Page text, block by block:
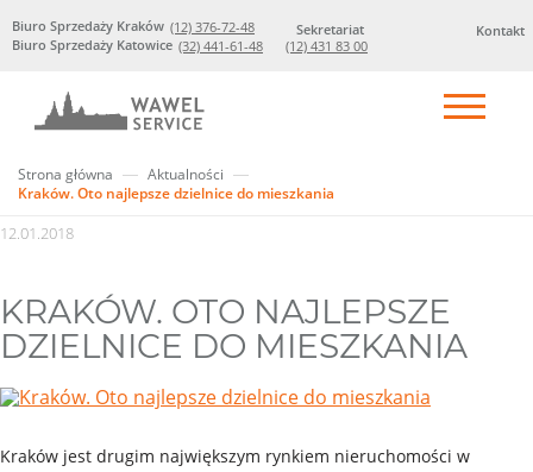
Kontakt
Biuro Sprzedaży Kraków (12) 376-72-48
Biuro Sprzedaży Katowice (32) 441-61-48
Sekretariat
(12) 431 83 00
Strona główna
Aktualności
Kraków. Oto najlepsze dzielnice do mieszkania
12.01.2018
KRAKÓW. OTO NAJLEPSZE
DZIELNICE DO MIESZKANIA
Kraków jest drugim największym rynkiem nieruchomości w